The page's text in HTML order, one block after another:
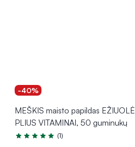
-40%
MEŠKIS maisto papildas EŽIUOLĖ
PLIUS VITAMINAI, 50 guminukų
Įvertinimas 5.0 iš 5
(1)